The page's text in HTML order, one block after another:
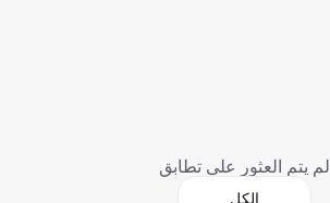
لم يتم العثور على تطابق
الكل